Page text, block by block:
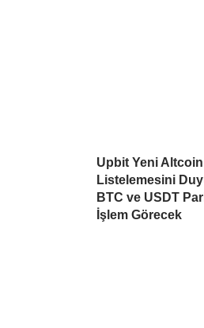
Upbit Yeni Altcoin
Listelemesini
BTC ve USDT
İşlem Görecek